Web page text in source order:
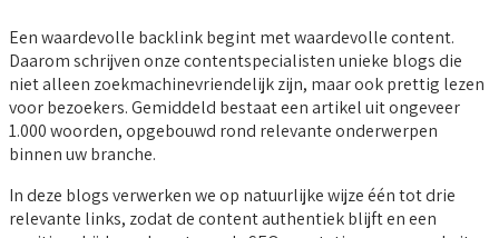
Een waardevolle backlink begint met waardevolle content.
Daarom schrijven onze contentspecialisten unieke blogs die
niet alleen zoekmachinevriendelijk zijn, maar ook prettig lezen
voor bezoekers. Gemiddeld bestaat een artikel uit ongeveer
1.000 woorden, opgebouwd rond relevante onderwerpen
binnen uw branche.
In deze blogs verwerken we op natuurlijke wijze één tot drie
relevante links, zodat de content authentiek blijft en een